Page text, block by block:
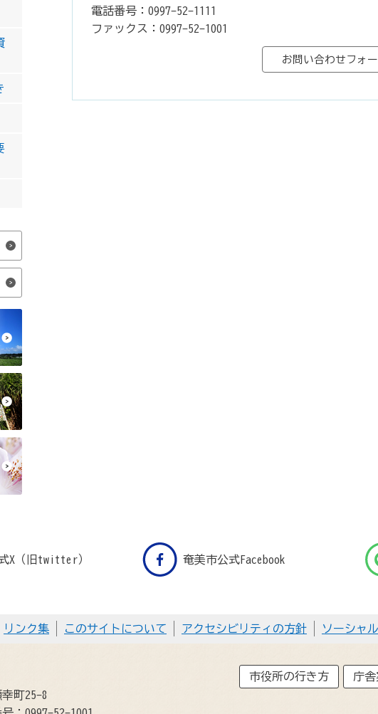
電話番号：0997-52-1111
ファックス：0997-52-1001
X（旧twitter） 奄美市公式Facebook
リンク集 このサイトについて アクセシビリティの方針 ソーシャ
町25-8
市役所の行き方 庁舎